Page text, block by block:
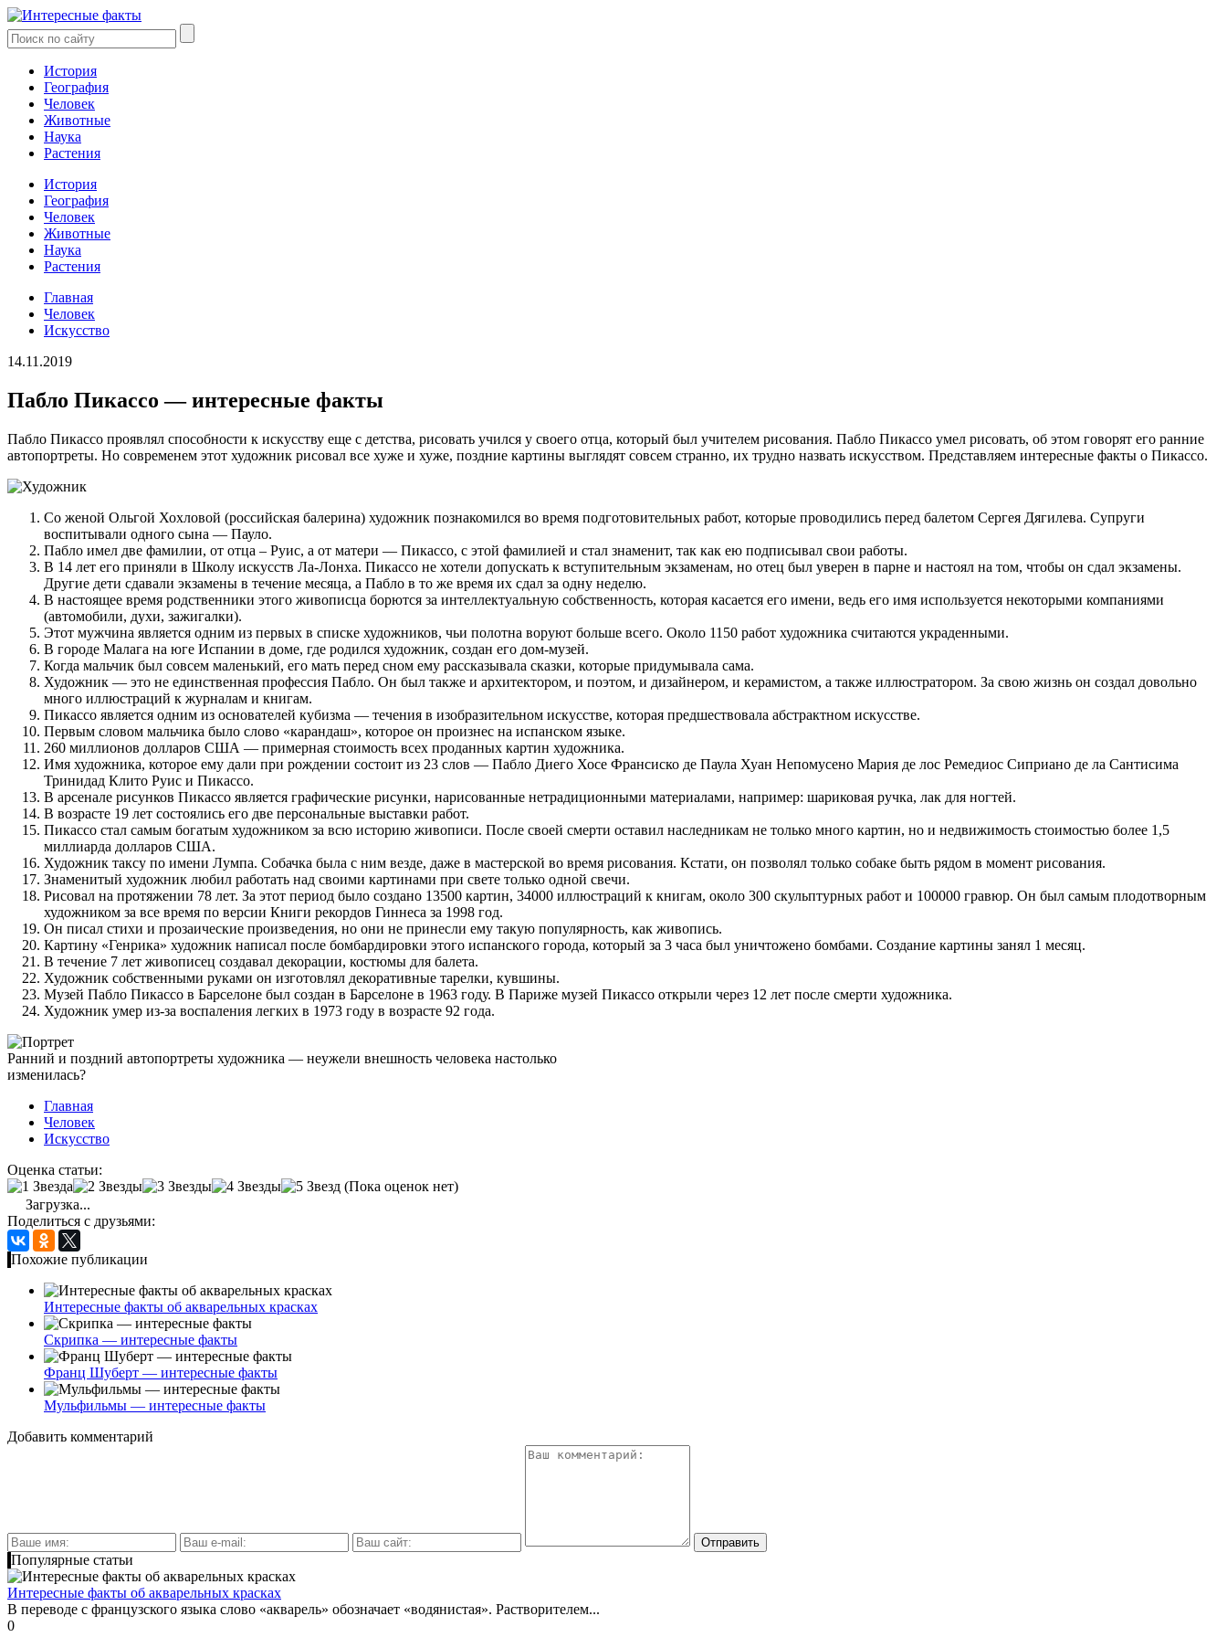
История
География
Человек
Животные
Наука
Растения
История
География
Человек
Животные
Наука
Растения
Главная
Человек
Искусство
14.11.2019
Пабло Пикассо — интересные факты
Пабло Пикассо проявлял способности к искусству еще с детства, рисовать учился у своего отца, который был учителем рисования. Пабло Пикассо умел рисовать, об этом говорят его ранние
автопортреты. Но современем этот художник рисовал все хуже и хуже, поздние картины выглядят совсем странно, их трудно назвать искусством. Представляем интересные факты о Пикассо.
Со женой Ольгой Хохловой (российская балерина) художник познакомился во время подготовительных работ, которые проводились перед балетом Сергея Дягилева. Супруги
воспитывали одного сына — Пауло.
Пабло имел две фамилии, от отца – Руис, а от матери — Пикассо, с этой фамилией и стал знаменит, так как ею подписывал свои работы.
В 14 лет его приняли в Школу искусств Ла-Лонха. Пикассо не хотели допускать к вступительным экзаменам, но отец был уверен в парне и настоял на том, чтобы он сдал экзамены.
Другие дети сдавали экзамены в течение месяца, а Пабло в то же время их сдал за одну неделю.
В настоящее время родственники этого живописца борются за интеллектуальную собственность, которая касается его имени, ведь его имя используется некоторыми компаниями
(автомобили, духи, зажигалки).
Этот мужчина является одним из первых в списке художников, чьи полотна воруют больше всего. Около 1150 работ художника считаются украденными.
В городе Малага на юге Испании в доме, где родился художник, создан его дом-музей.
Когда мальчик был совсем маленький, его мать перед сном ему рассказывала сказки, которые придумывала сама.
Художник — это не единственная профессия Пабло. Он был также и архитектором, и поэтом, и дизайнером, и керамистом, а также иллюстратором. За свою жизнь он создал довольно
много иллюстраций к журналам и книгам.
Пикассо является одним из основателей кубизма — течения в изобразительном искусстве, которая предшествовала абстрактном искусстве.
Первым словом мальчика было слово «карандаш», которое он произнес на испанском языке.
260 миллионов долларов США — примерная стоимость всех проданных картин художника.
Имя художника, которое ему дали при рождении состоит из 23 слов — Пабло Диего Хосе Франсиско де Паула Хуан Непомусено Мария де лос Ремедиос Сиприано де ла Сантисима
Тринидад Клито Руис и Пикассо.
В арсенале рисунков Пикассо является графические рисунки, нарисованные нетрадиционными материалами, например: шариковая ручка, лак для ногтей.
В возрасте 19 лет состоялись его две персональные выставки работ.
Пикассо стал самым богатым художником за всю историю живописи. После своей смерти оставил наследникам не только много картин, но и недвижимость стоимостью более 1,5
миллиарда долларов США.
Художник таксу по имени Лумпа. Собачка была с ним везде, даже в мастерской во время рисования. Кстати, он позволял только собаке быть рядом в момент рисования.
Знаменитый художник любил работать над своими картинами при свете только одной свечи.
Рисовал на протяжении 78 лет. За этот период было создано 13500 картин, 34000 иллюстраций к книгам, около 300 скульптурных работ и 100000 гравюр. Он был самым плодотворным
художником за все время по версии Книги рекордов Гиннеса за 1998 год.
Он писал стихи и прозаические произведения, но они не принесли ему такую популярность, как живопись.
Картину «Генрика» художник написал после бомбардировки этого испанского города, который за 3 часа был уничтожено бомбами. Создание картины занял 1 месяц.
В течение 7 лет живописец создавал декорации, костюмы для балета.
Художник собственными руками он изготовлял декоративные тарелки, кувшины.
Музей Пабло Пикассо в Барселоне был создан в Барселоне в 1963 году. В Париже музей Пикассо открыли через 12 лет после смерти художника.
Художник умер из-за воспаления легких в 1973 году в возрасте 92 года.
Ранний и поздний автопортреты художника — неужели внешность человека настолько
изменилась?
Главная
Человек
Искусство
Оценка статьи:
(Пока оценок нет)
Загрузка...
Поделиться с друзьями:
Похожие публикации
Интересные факты об акварельных красках
Скрипка — интересные факты
Франц Шуберт — интересные факты
Мульфильмы — интересные факты
Добавить комментарий
Популярные статьи
Интересные факты об акварельных красках
В переводе с французского языка слово «акварель» обозначает «водянистая». Растворителем...
0